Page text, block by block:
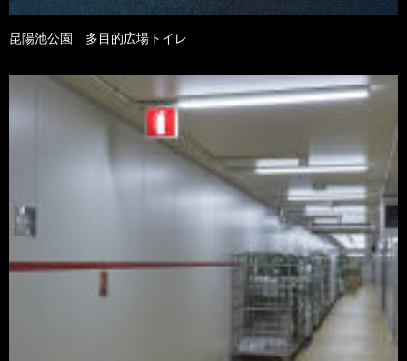
昆陽池公園 多目的広場トイレ